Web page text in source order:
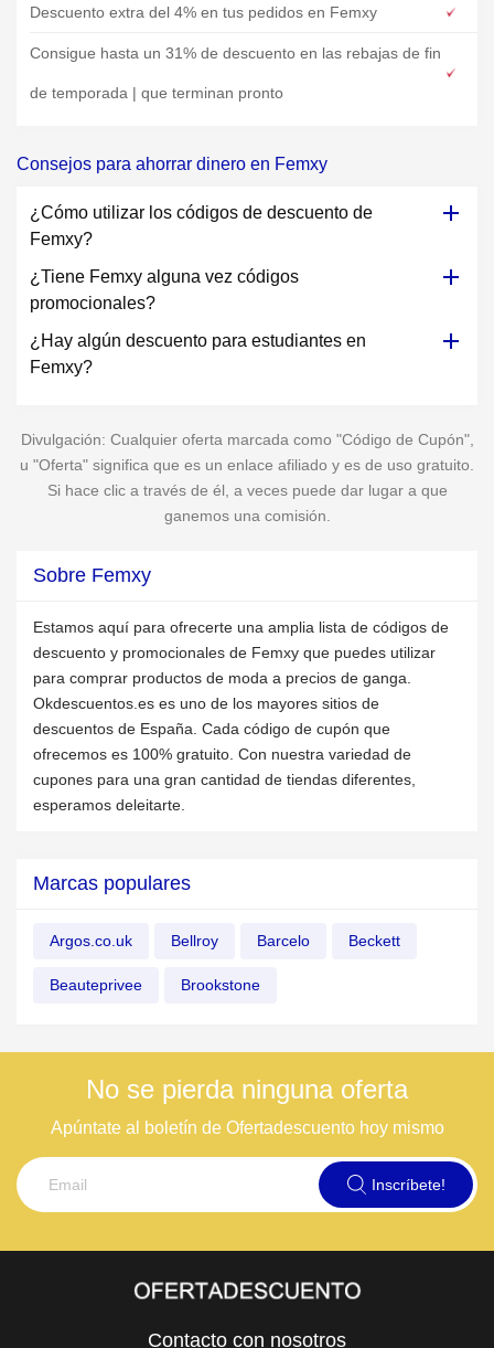
Descuento extra del 4% en tus pedidos en Femxy
Consigue hasta un 31% de descuento en las rebajas de fin
de temporada | que terminan pronto
Consejos para ahorrar dinero en Femxy
¿Cómo utilizar los códigos de descuento de
Femxy?
¿Tiene Femxy alguna vez códigos
promocionales?
¿Hay algún descuento para estudiantes en
Femxy?
Divulgación: Cualquier oferta marcada como "Código de Cupón",
u "Oferta" significa que es un enlace afiliado y es de uso gratuito.
Si hace clic a través de él, a veces puede dar lugar a que
ganemos una comisión.
Sobre Femxy
Estamos aquí para ofrecerte una amplia lista de códigos de
descuento y promocionales de Femxy que puedes utilizar
para comprar productos de moda a precios de ganga.
Okdescuentos.es es uno de los mayores sitios de
descuentos de España. Cada código de cupón que
ofrecemos es 100% gratuito. Con nuestra variedad de
cupones para una gran cantidad de tiendas diferentes,
esperamos deleitarte.
Marcas populares
Argos.co.uk Bellroy Barcelo Beckett
Beauteprivee Brookstone
No se pierda ninguna oferta
Apúntate al boletín de Ofertadescuento hoy mismo
Inscríbete!
Contacto con nosotros